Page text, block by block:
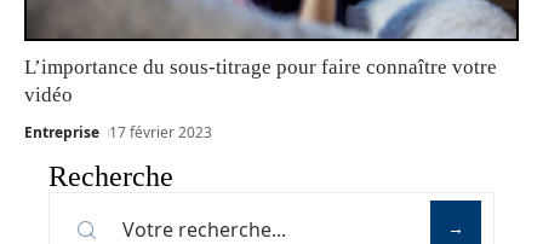
L’importance du sous-titrage pour faire connaître votre
vidéo
Entreprise 17 février 2023
Recherche